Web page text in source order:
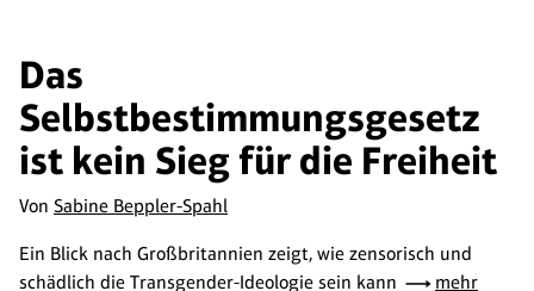
Das
Selbstbestimmungsgesetz
ist kein Sieg für die Freiheit
Von Sabine Beppler-Spahl
Ein Blick nach Großbritannien zeigt, wie zensorisch und
schädlich die Transgender-Ideologie sein kann
mehr